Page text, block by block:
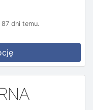
dni temu.